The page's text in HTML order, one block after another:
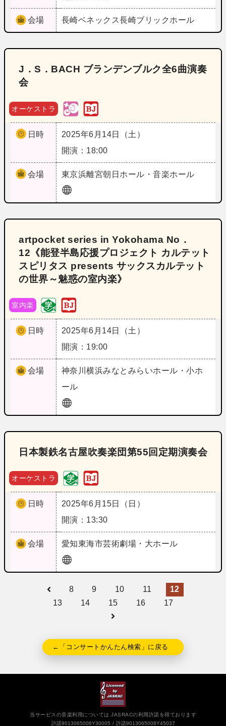
会場 長崎ベネックス長崎ブリックホール
J．S．BACH ブランデンブルク全6曲演奏
会
オーケストラ
日時
2025年6月14日（土）
開演：18:00
会場 東京浜離宮朝日ホール・音楽ホール
artpocket series in Yokohama No．
12《能登半島応援プロジェクト カルテット
スピリタス presents サックスカルテット
の世界～魅惑の室内楽》
室内楽
日時
2025年6月14日（土）
開演：19:00
会場 神奈川横浜みなとみらいホール・小ホ
ール
日本製鉄名古屋吹奏楽団第55回定期演奏会
オーケストラ
日時
2025年6月15日（日）
開演：13:30
会場 愛知東海市芸術劇場・大ホール
8 9 10 11
12
13
14 15 16 17
←「コンサートかんたん検索」に戻る
当サービスの音楽利用については JASRACの利用許諾を得ております
許諾9013065006Y30005
許諾9013065008Y45037